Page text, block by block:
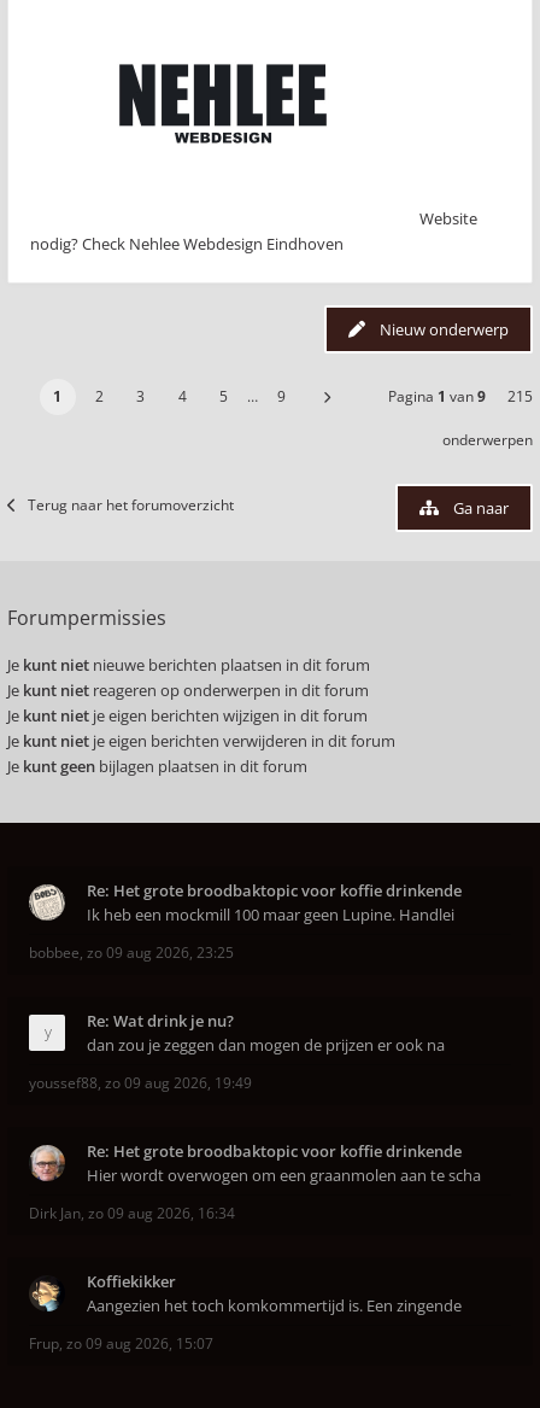
Website
nodig? Check Nehlee Webdesign Eindhoven
Nieuw onderwerp
1 2 3 4 5 … 9 Pagina 1 van9 215
onderwerpen
Terug naar het forumoverzicht Ga naar
Forumpermissies
Je kunt niet nieuwe berichten plaatsen in dit forum
Je kunt niet reageren op onderwerpen in dit forum
Je kunt niet je eigen berichten wijzigen in dit forum
Je kunt niet je eigen berichten verwijderen in dit forum
Je kunt geen bijlagen plaatsen in dit forum
Re: Het grote broodbaktopic voor koffie drinkende
Ik heb een mockmill 100 maar geen Lupine. Handlei
bobbee, zo 09 aug 2026, 23:25
Re: Wat drink je nu?
dan zou je zeggen dan mogen de prijzen er ook na
youssef88, zo 09 aug 2026, 19:49
Re: Het grote broodbaktopic voor koffie drinkende
Hier wordt overwogen om een graanmolen aan te scha
Dirk Jan, zo 09 aug 2026, 16:34
Koffiekikker
Aangezien het toch komkommertijd is. Een zingende
Frup, zo 09 aug 2026, 15:07